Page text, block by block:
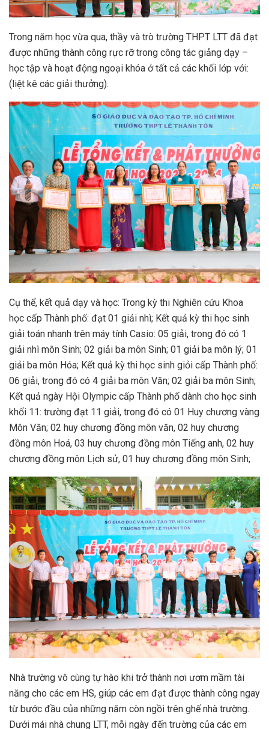
Trong năm học vừa qua, thầy và trò trường THPT LTT đã đạt
được những thành công rực rỡ trong công tác giảng dạy –
học tập và hoạt động ngoại khóa ở tất cả các khối lớp với:
(liệt kê các giải thưởng).
Cụ thể, kết quả dạy và học: Trong kỳ thi Nghiên cứu Khoa
học cấp Thành phố: đạt 01 giải nhì; Kết quả kỳ thi học sinh
giải toán nhanh trên máy tính Casio: 05 giải, trong đó có 1
giải nhì môn Sinh; 02 giải ba môn Sinh; 01 giải ba môn lý; 01
giải ba môn Hóa; Kết quả kỳ thi học sinh giỏi cấp Thành phố:
06 giải, trong đó có 4 giải ba môn Văn; 02 giải ba môn Sinh;
Kết quả ngày Hội Olympic cấp Thành phố dành cho học sinh
khối 11: trường đạt 11 giải, trong đó có 01 Huy chương vàng
Môn Văn; 02 huy chương đồng môn văn, 02 huy chương
đồng môn Hoá, 03 huy chương đồng môn Tiếng anh, 02 huy
chương đồng môn Lịch sử, 01 huy chương đồng môn Sinh;
Nhà trường vô cùng tự hào khi trở thành nơi ươm mầm tài
năng cho các em HS, giúp các em đạt được thành công ngay
từ bước đầu của những năm còn ngồi trên ghế nhà trường.
Dưới mái nhà chung LTT, mỗi ngày đến trường của các em